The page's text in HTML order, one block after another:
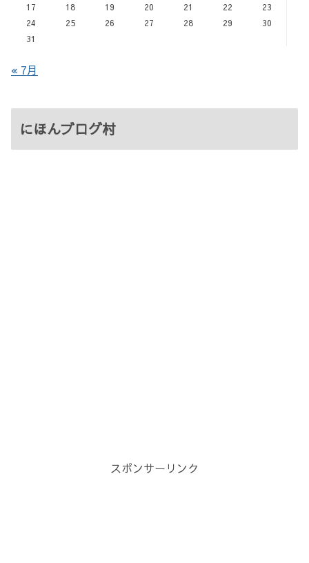
17
18 19 20 21 22
23
24
25 26 27 28 29
30
31
« 7月
にほんブログ村
スポンサーリンク